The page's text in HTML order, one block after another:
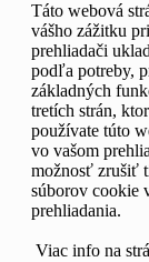
Táto webová
vášho zážitku
prehliadači
podľa potreby,
základných
tretích strán,
používate túto
vo vašom
možnosť zrušiť
súborov cookie
prehliadania.
Viac info na